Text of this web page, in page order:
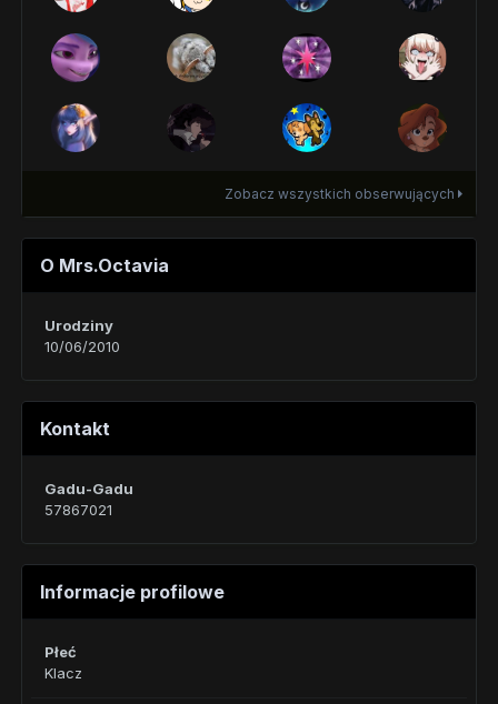
Zobacz wszystkich obserwujących
O Mrs.Octavia
Urodziny
10/06/2010
Kontakt
Gadu-Gadu
57867021
Informacje profilowe
Płeć
Klacz